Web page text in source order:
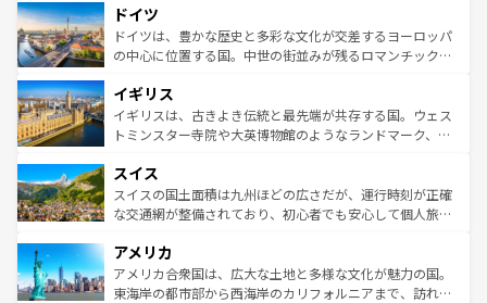
せる。地方によって風土や気候が異なるスペインはその個
性で訪れる人を魅了する。 なお、新着のスペイン情報は コ
ンテンツ一覧を参照してほしい。
で、幅広い魅力が詰まっている。華麗な宮殿、歴史的な大
聖堂、美しいビーチ、そして豊かな自然が、訪れる者を心
から魅了する。また、フランスは美食の国としても知ら
いる。シャンパンの発祥地であるランス、プロヴァンスの
香り高いラベンダー畑など、多彩な楽しみ方が可能だ。さ
らに、パリ以外の地域にも魅力が溢れており、どの街角に
れる地方に足を運ぶとそれぞれで全く異なる文化を体験で
きるだろう。 なお、新着のフランス情報はコンテンツ一覧
を参照してほしい。
ドイツ
ドイツは、豊かな歴史と多彩な文化が交差するヨーロッパ
の中心に位置する国。中世の街並みが残るロマンチック街
顔を持つこの国は、どこを歩いても飽きることがない。ベ
ルリンの文化的活気、バイエルン州のアルプスの絶景、そ
してライン川沿いのワイン畑といった風景は必見。ビール
は、お酒好きな人にはぜひ体験してほしい。 なお、新着の
ドイツ情報はコンテンツ一覧を参照してほしい。
イギリス
イギリスは、古きよき伝統と最先端が共存する国。ウェス
トミンスター寺院や大英博物館のようなランドマーク、歴
リアごとに異なる魅力がある。また、優雅なアフタヌーン
ティー、ビール好きにはたまらない英国パブ、サッカー観
戦など、本場だからこそできる体験も豊富。イギリスを旅
ンツ一覧を参照してほしい。
スイス
スイスの国土面積は九州ほどの広さだが、運行時刻が正確
な交通網が整備されており、初心者でも安心して個人旅行
の建物がそのまま残る町や、スイスならではのユニークな
博物館もあり、アルプス観光だけでなく町歩きも満喫する
ことができる。国民の所得が高いため物価も高いが、旅行
アメリカ
アメリカ合衆国は、広大な土地と多様な文化が魅力の国。
東海岸の都市部から西海岸のカリフォルニアまで、訪れる